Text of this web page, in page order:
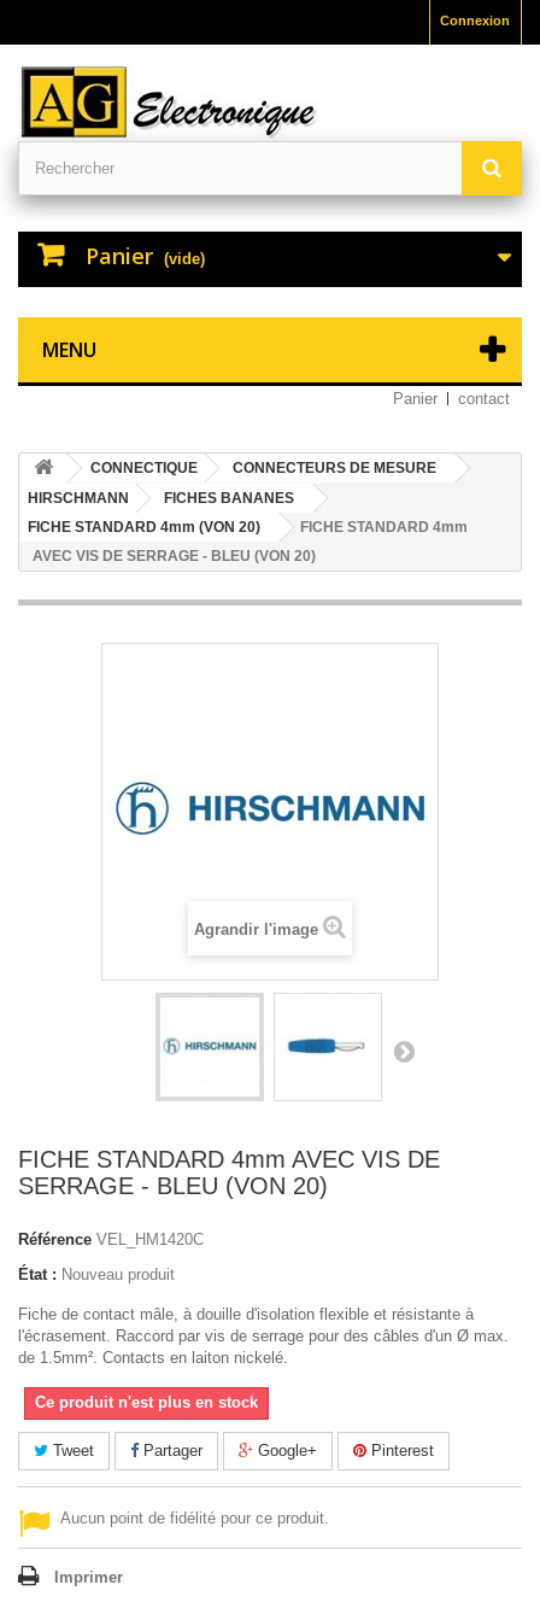
Connexion
Panier (vide)
MENU
Panier contact
CONNECTIQUE
CONNECTEURS DE MESURE
HIRSCHMANN
FICHES BANANES
FICHE STANDARD 4mm (VON 20)
FICHE STANDARD 4mm
AVEC VIS DE SERRAGE - BLEU (VON 20)
Agrandir l'image
FICHE STANDARD 4mm AVEC VIS DE
SERRAGE - BLEU (VON 20)
Référence VEL_HM1420C
État : Nouveau produit
Fiche de contact mâle, à douille d'isolation flexible et résistante à
l'écrasement. Raccord par vis de serrage pour des câbles d'un Ø max.
de 1.5mm². Contacts en laiton nickelé.
Ce produit n'est plus en stock
Tweet Partager Google+ Pinterest
Aucun point de fidélité pour ce produit.
Imprimer